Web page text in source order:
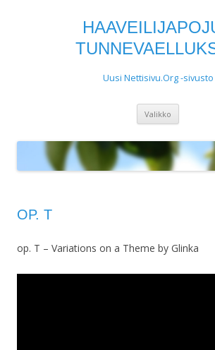
Uusi Nettisivu.Org -sivusto
Valikko
OP. T
op. T – Variations on a Theme by Glinka